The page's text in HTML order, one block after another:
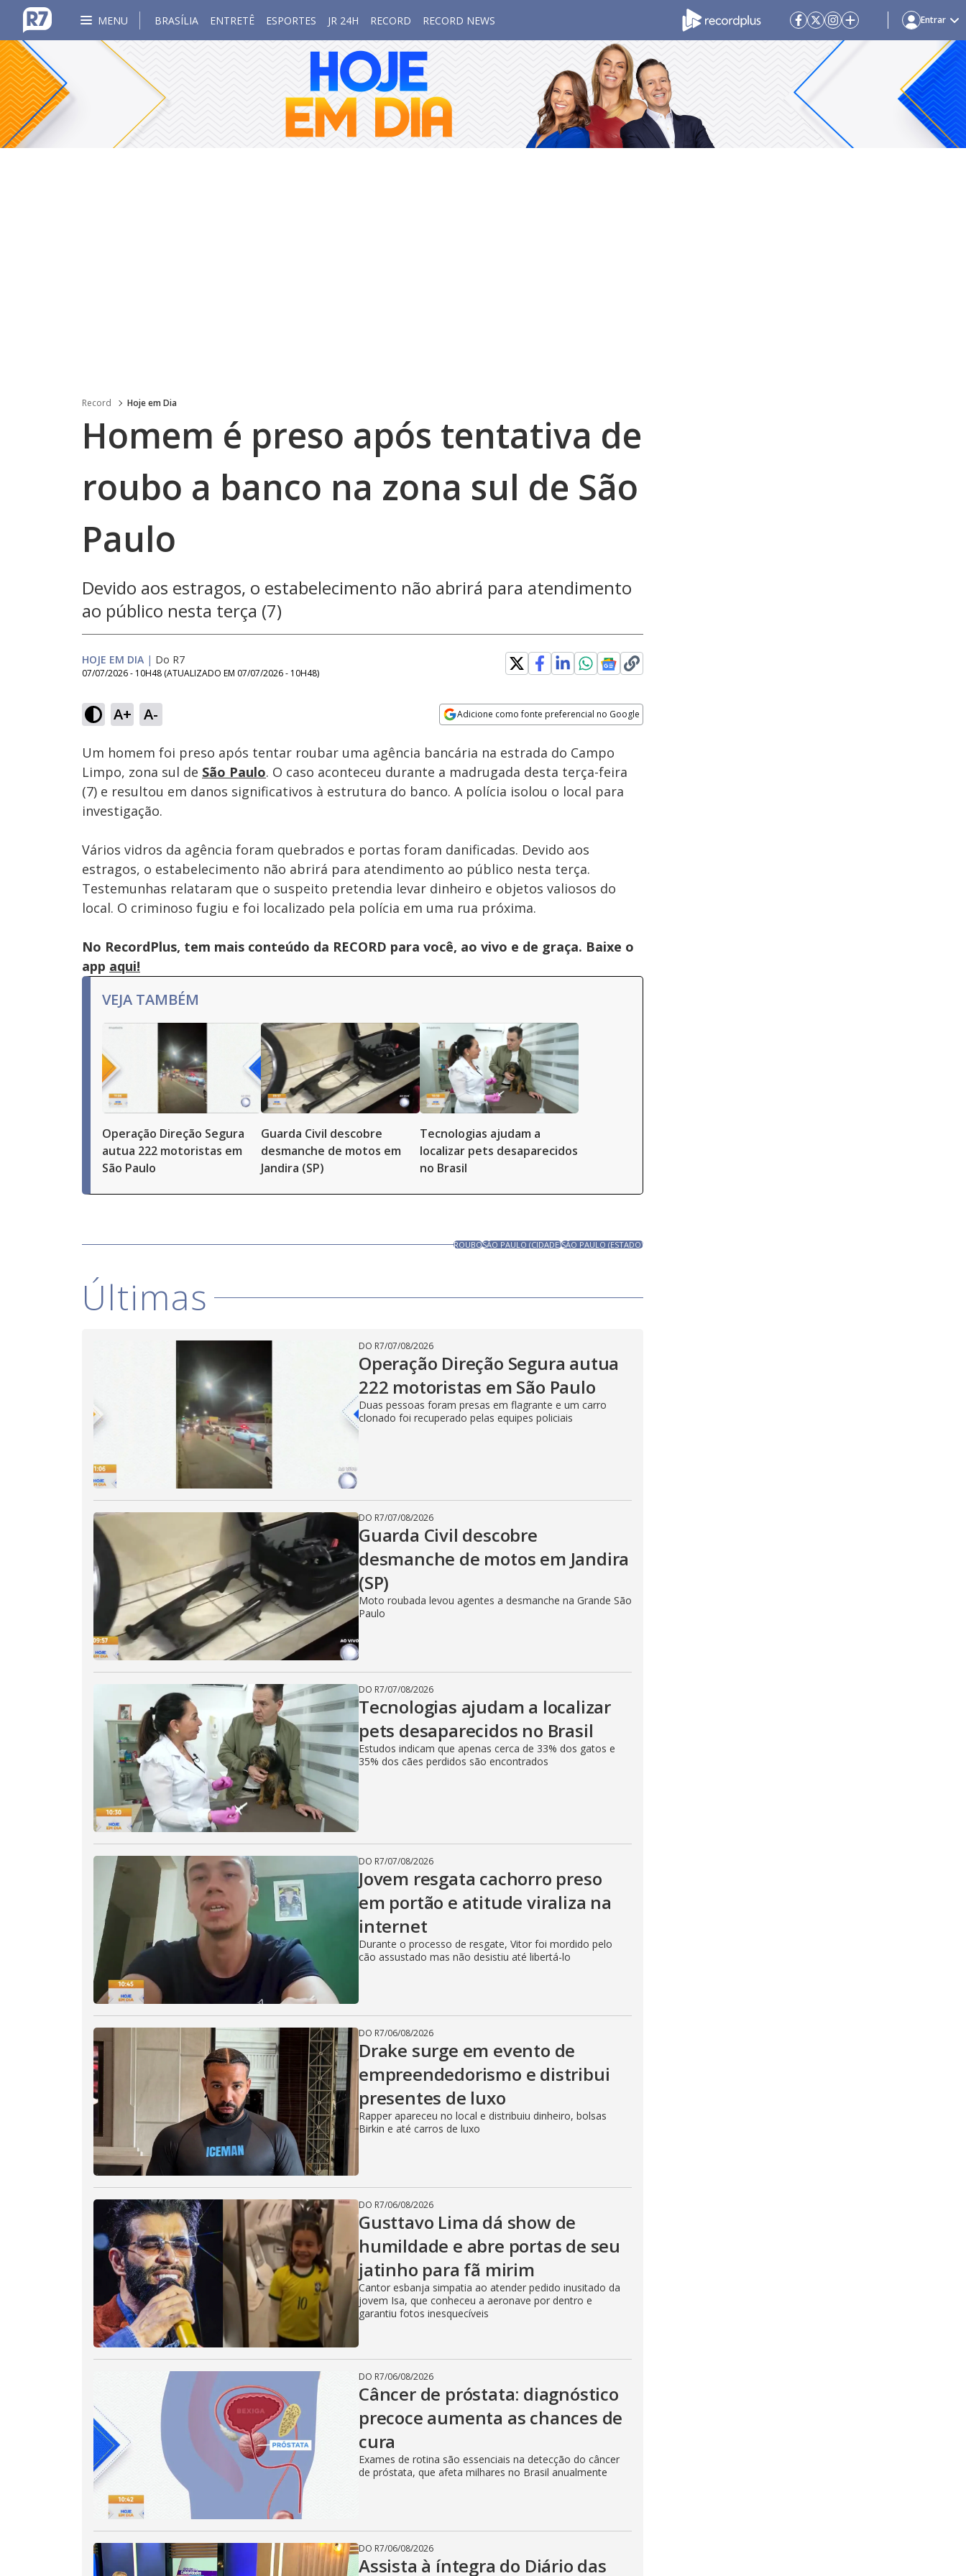
MENU BRASÍLIA ENTRETÊ ESPORTES JR 24H RECORD RECORD NEWS Entrar
Record Hoje em Dia
Homem é preso após tentativa de
roubo a banco na zona sul de São
Paulo
Devido aos estragos, o estabelecimento não abrirá para atendimento
ao público nesta terça (7)
HOJE EM DIA | Do R7
07/07/2026 - 10H48 (ATUALIZADO EM 07/07/2026 - 10H48)
A+ A- Adicione como fonte preferencial no Google
Ativar
Som
Velocidade
Um homem foi preso após tentar roubar uma agência bancária na estrada do Campo
Limpo, zona sul de São Paulo. O caso aconteceu durante a madrugada desta terça-feira
(7) e resultou em danos significativos à estrutura do banco. A polícia isolou o local para
investigação.
Vários vidros da agência foram quebrados e portas foram danificadas. Devido aos
estragos, o estabelecimento não abrirá para atendimento ao público nesta terça.
Testemunhas relataram que o suspeito pretendia levar dinheiro e objetos valiosos do
local. O criminoso fugiu e foi localizado pela polícia em uma rua próxima.
No RecordPlus, tem mais conteúdo da RECORD para você, ao vivo e de graça. Baixe o
app aqui!
VEJA TAMBÉM
Operação Direção Segura
autua 222 motoristas em
São Paulo
Guarda Civil descobre
desmanche de motos em
Jandira (SP)
Tecnologias ajudam a
localizar pets desaparecidos
no Brasil
ROUBOSÃO PAULO (CIDADE)SÃO PAULO (ESTADO)
Últimas
DO R7/07/08/2026
Operação Direção Segura autua
222 motoristas em São Paulo
Duas pessoas foram presas em flagrante e um carro
clonado foi recuperado pelas equipes policiais
DO R7/07/08/2026
Guarda Civil descobre
desmanche de motos em Jandira
(SP)
Moto roubada levou agentes a desmanche na Grande São
Paulo
DO R7/07/08/2026
Tecnologias ajudam a localizar
pets desaparecidos no Brasil
Estudos indicam que apenas cerca de 33% dos gatos e
35% dos cães perdidos são encontrados
DO R7/07/08/2026
Jovem resgata cachorro preso
em portão e atitude viraliza na
internet
Durante o processo de resgate, Vitor foi mordido pelo
cão assustado mas não desistiu até libertá-lo
DO R7/06/08/2026
Drake surge em evento de
empreendedorismo e distribui
presentes de luxo
Rapper apareceu no local e distribuiu dinheiro, bolsas
Birkin e até carros de luxo
DO R7/06/08/2026
Gusttavo Lima dá show de
humildade e abre portas de seu
jatinho para fã mirim
Cantor esbanja simpatia ao atender pedido inusitado da
jovem Isa, que conheceu a aeronave por dentro e
garantiu fotos inesquecíveis
DO R7/06/08/2026
Câncer de próstata: diagnóstico
precoce aumenta as chances de
cura
Exames de rotina são essenciais na detecção do câncer
de próstata, que afeta milhares no Brasil anualmente
DO R7/06/08/2026
Assista à íntegra do Diário das